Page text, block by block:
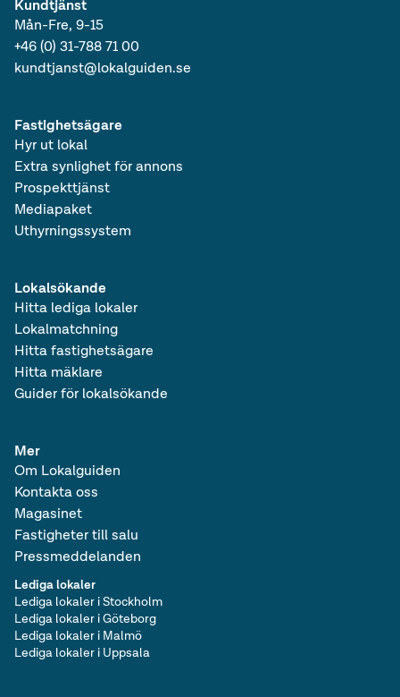
Kundtjänst
Mån-Fre, 9-15
+46 (0) 31-788 71 00
kundtjanst@lokalguiden.se
Lokalsökande
Hitta lediga lokaler
Lokalmatchning
Hitta fastighetsägare
Hitta mäklare
Guider för lokalsökande
Fastighetsägare
Hyr ut lokal
Extra synlighet för annons
Prospekttjänst
Mediapaket
Uthyrningssystem
Mer
Om Lokalguiden
Kontakta oss
Magasinet
Fastigheter till salu
Pressmeddelanden
Lediga lokaler
Lediga lokaler i Stockholm
Lediga lokaler i Göteborg
Lediga lokaler i Malmö
Lediga lokaler i Uppsala